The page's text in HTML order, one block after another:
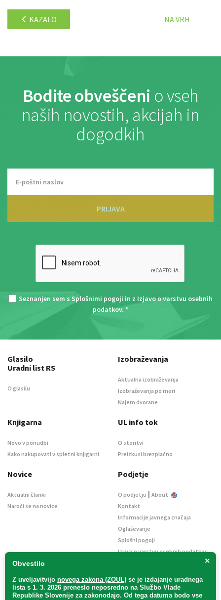
KAZALO NA VRH
Bodite obveščeni o vseh
naših novostih, akcijah in
dogodkih
PRIJAVA
Seznanjen sem s Splošnimi pogoji in z Izjavo o varstvu osebnih
podatkov. *
×
Obvestilo
Z uveljavitvijo novega zakona (ZOUL) se je izdajanje uradnega
lista s 1. 3. 2026 preneslo neposredno na Službo Vlade
Republike Slovenije za zakonodajo. Od tega datuma bodo vse
Glasilo
Uradni list RS
O glasilu
Izobraževanja
Aktualna izobraževanja
Izobraževanja po meri
Najem dvorane
Knjigarna
Novo v ponudbi
Kako nakupovati v spletni knjigarni
UL info tok
O storitvi
Preizkusi brezplačno
Novice
Aktualni članki
Naroči se na novice
Podjetje
O podjetju | About
Kontakt
Informacije javnega značaja
Oglaševanje
Splošni pogoji
Izjava o varstvu osebnih podatkov